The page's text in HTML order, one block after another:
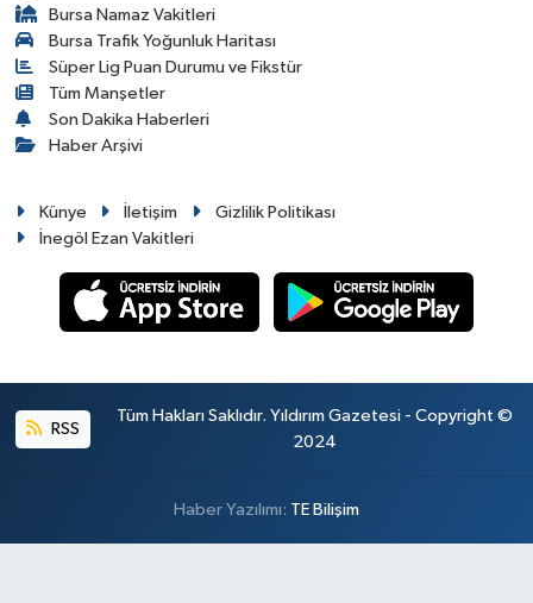
Bursa Namaz Vakitleri
Bursa Trafik Yoğunluk Haritası
Süper Lig Puan Durumu ve Fikstür
Tüm Manşetler
Son Dakika Haberleri
Haber Arşivi
Künye İletişim
Gizlilik Politikası
İnegöl Ezan Vakitleri
RSS
Tüm Hakları Saklıdır. Yıldırım Gazetesi - Copyright ©
2024
Haber Yazılımı: TE Bilişim